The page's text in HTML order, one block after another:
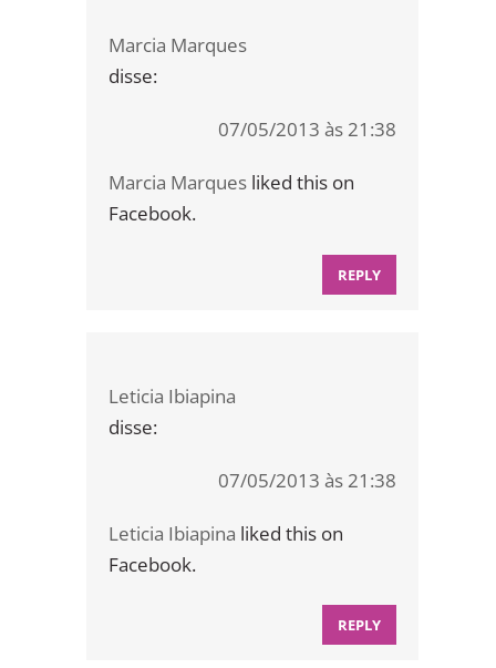
Marcia Marques
disse:
07/05/2013 às 21:38
Marcia Marques liked this on
Facebook.
REPLY
Leticia Ibiapina
disse:
07/05/2013 às 21:38
Leticia Ibiapina liked this on
Facebook.
REPLY